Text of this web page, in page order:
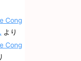
Cong
より
Cong